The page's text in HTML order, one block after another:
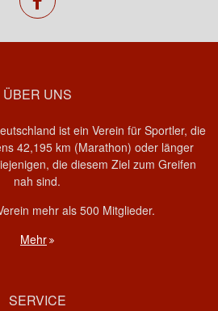
ÜBER UNS
ist ein Verein für Sportler, die
42,195 km (Marathon) oder länger
die diesem Ziel zum Greifen
nah sind.
mehr als 500 Mitglieder.
Mehr
SERVICE